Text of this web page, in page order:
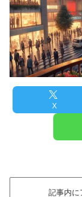
X
記事内に